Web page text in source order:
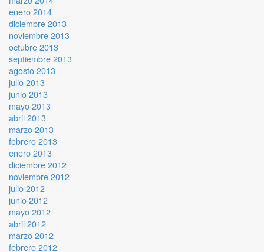
enero 2014
diciembre 2013
noviembre 2013
octubre 2013
septiembre 2013
agosto 2013
julio 2013
junio 2013
mayo 2013
abril 2013
marzo 2013
febrero 2013
enero 2013
diciembre 2012
noviembre 2012
julio 2012
junio 2012
mayo 2012
abril 2012
marzo 2012
febrero 2012